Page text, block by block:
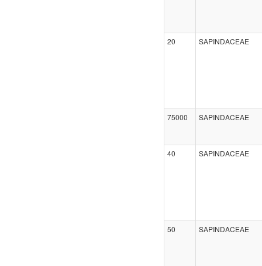
20 SAPINDACEAE
75000 SAPINDACEAE
40 SAPINDACEAE
50 SAPINDACEAE